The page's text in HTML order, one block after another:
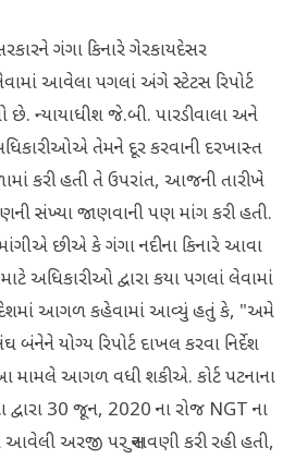
સરકારને ગંગા કિનારે ગેરકાયદેસર
આવેલા પગલાં અંગે સ્ટેટસ રિપોર્ટ
છે. ન્યાયાધીશ જે.બી. પારડીવાલા અને
તેમને દૂર કરવાની દરખાસ્ત
કરી હતી તે ઉપરાંત, આજની તારીખે
સંખ્યા જાણવાની પણ માંગ કરી હતી.
છીએ કે ગંગા નદીના કિનારે આવા
અધિકારીઓ દ્વારા કયા પગલાં લેવામાં
આગળ કહેવામાં આવ્યું હતું કે, "અમે
યોગ્ય રિપોર્ટ દાખલ કરવા નિર્દેશ
આગળ વધી શકીએ. કોર્ટ પટનાના
દ્વારા 30 જૂન, 2020 ના રોજ NGT ના
અરજી પર સુનાવણી કરી રહી હતી,